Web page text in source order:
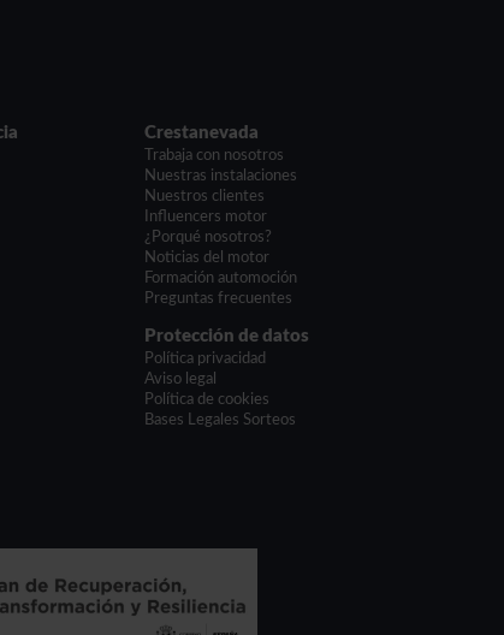
Crestanevada
Trabaja con nosotros
Nuestras instalaciones
Nuestros clientes
Influencers motor
¿Porqué nosotros?
Noticias del motor
Formación automoción
Preguntas frecuentes
Protección de datos
Política privacidad
Aviso legal
Política de cookies
Bases Legales Sorteos